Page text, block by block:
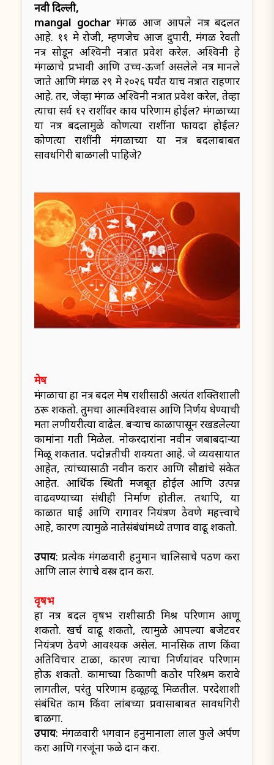
नवी दिल्ली,
mangal gochar मंगळ आज आपले नक्षत्र बदलत
आहे. ११ मे रोजी, म्हणजेच आज दुपारी, मंगळ रेवती
नक्षत्र सोडून अश्विनी नक्षत्रात प्रवेश करेल. अश्विनी हे
मंगळाचे प्रभावी आणि उच्च-ऊर्जा असलेले नक्षत्र मानले
जाते आणि मंगळ २९ मे २०२६ पर्यंत याच नक्षत्रात राहणार
आहे. तर, जेव्हा मंगळ अश्विनी नक्षत्रात प्रवेश करेल, तेव्हा
त्याचा सर्व १२ राशींवर काय परिणाम होईल? मंगळाच्या
या नक्षत्र बदलामुळे कोणत्या राशींना फायदा होईल?
कोणत्या राशींनी मंगळाच्या या नक्षत्र बदलाबाबत
सावधगिरी बाळगली पाहिजे?
मेष
मंगळाचा हा नक्षत्र बदल मेष राशीसाठी अत्यंत शक्तिशाली
ठरू शकतो. तुमचा आत्मविश्वास आणि निर्णय घेण्याची
क्षमता लक्षणीयरीत्या वाढेल. बऱ्याच काळापासून रखडलेल्या
कामांना गती मिळेल. नोकरदारांना नवीन जबाबदाऱ्या
मिळू शकतात. पदोन्नतीची शक्यता आहे. जे व्यवसायात
आहेत, त्यांच्यासाठी नवीन करार आणि सौद्यांचे संकेत
आहेत. आर्थिक स्थिती मजबूत होईल आणि उत्पन्न
वाढवण्याच्या संधीही निर्माण होतील. तथापि, या
काळात घाई आणि रागावर नियंत्रण ठेवणे महत्त्वाचे
आहे, कारण त्यामुळे नातेसंबंधांमध्ये तणाव वाढू शकतो.
उपाय: प्रत्येक मंगळवारी हनुमान चालिसाचे पठण करा
आणि लाल रंगाचे वस्त्र दान करा.
वृषभ
हा नक्षत्र बदल वृषभ राशीसाठी मिश्र परिणाम आणू
शकतो. खर्च वाढू शकतो, त्यामुळे आपल्या बजेटवर
नियंत्रण ठेवणे आवश्यक असेल. मानसिक ताण किंवा
अतिविचार टाळा, कारण त्याचा निर्णयांवर परिणाम
होऊ शकतो. कामाच्या ठिकाणी कठोर परिश्रम करावे
लागतील, परंतु परिणाम हळूहळू मिळतील. परदेशाशी
संबंधित काम किंवा लांबच्या प्रवासाबाबत सावधगिरी
बाळगा.
उपाय: मंगळवारी भगवान हनुमानाला लाल फुले अर्पण
करा आणि गरजूंना फळे दान करा.